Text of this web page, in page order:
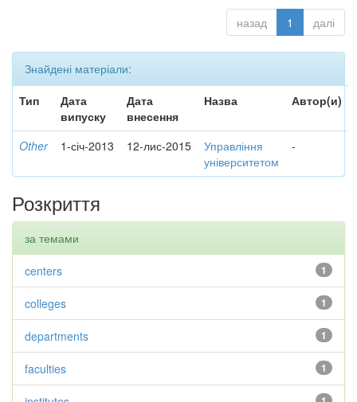
назад 1 далі
Знайдені матеріали:
Тип
Дата
випуску
Дата
внесення
Назва Автор(и)
Other 1-січ-2013 12-лис-2015
Управління
університетом
-
Розкриття
за темами
1
centers
1
colleges
1
departments
1
faculties